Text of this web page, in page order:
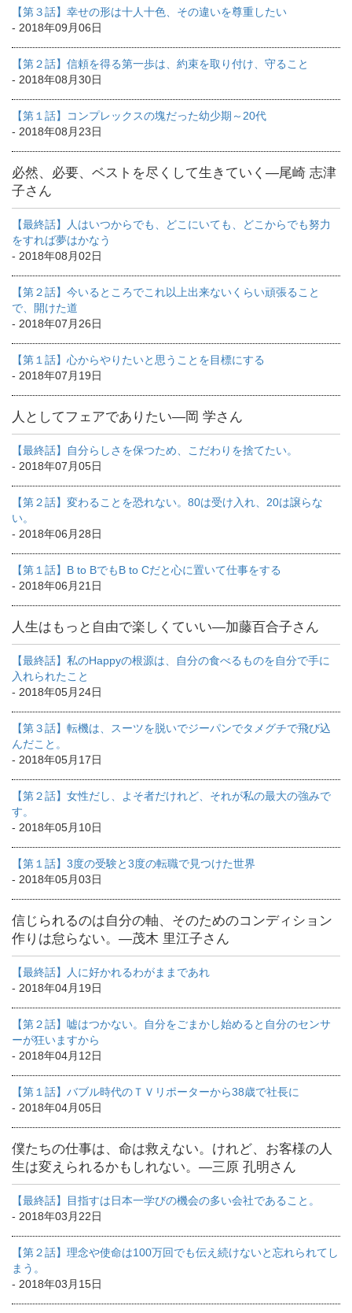
【第３話】幸せの形は十人十色、その違いを尊重したい
- 2018年09月06日
【第２話】信頼を得る第一歩は、約束を取り付け、守ること
- 2018年08月30日
【第１話】コンプレックスの塊だった幼少期～20代
- 2018年08月23日
必然、必要、ベストを尽くして生きていく―尾崎 志津
子さん
【最終話】人はいつからでも、どこにいても、どこからでも努力
をすれば夢はかなう
- 2018年08月02日
【第２話】今いるところでこれ以上出来ないくらい頑張ること
で、開けた道
- 2018年07月26日
【第１話】心からやりたいと思うことを目標にする
- 2018年07月19日
人としてフェアでありたい―岡 学さん
【最終話】自分らしさを保つため、こだわりを捨てたい。
- 2018年07月05日
【第２話】変わることを恐れない。80は受け入れ、20は譲らな
い。
- 2018年06月28日
【第１話】B to BでもB to Cだと心に置いて仕事をする
- 2018年06月21日
人生はもっと自由で楽しくていい―加藤百合子さん
【最終話】私のHappyの根源は、自分の食べるものを自分で手に
入れられたこと
- 2018年05月24日
【第３話】転機は、スーツを脱いでジーパンでタメグチで飛び込
んだこと。
- 2018年05月17日
【第２話】女性だし、よそ者だけれど、それが私の最大の強みで
す。
- 2018年05月10日
【第１話】3度の受験と3度の転職で見つけた世界
- 2018年05月03日
信じられるのは自分の軸、そのためのコンディション
作りは怠らない。―茂木 里江子さん
【最終話】人に好かれるわがままであれ
- 2018年04月19日
【第２話】嘘はつかない。自分をごまかし始めると自分のセンサ
ーが狂いますから
- 2018年04月12日
【第１話】バブル時代のＴＶリポーターから38歳で社長に
- 2018年04月05日
僕たちの仕事は、命は救えない。けれど、お客様の人
生は変えられるかもしれない。―三原 孔明さん
【最終話】目指すは日本一学びの機会の多い会社であること。
- 2018年03月22日
【第２話】理念や使命は100万回でも伝え続けないと忘れられてし
まう。
- 2018年03月15日